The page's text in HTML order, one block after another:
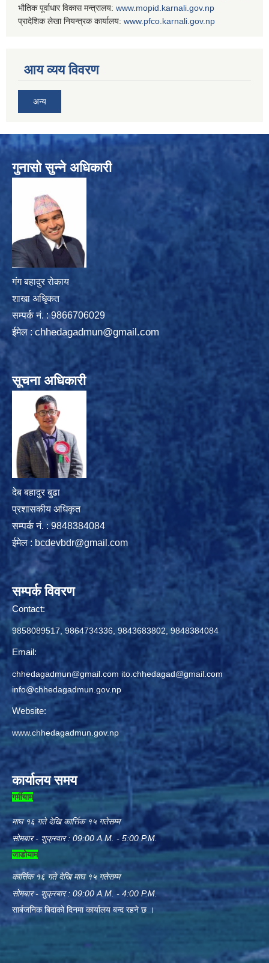
भौतिक पूर्वाधार विकास मन्त्रालय: www. mopid.karnali.gov.np
प्रादेशिक लेखा नियन्त्रक कार्यालय: www. pfco.karnali.gov.np
आय व्यय विवरण
अन्य
गुनासो सुन्ने अधिकारी
गंग बहादुर रोकाय
शाखा अधिृकत
सम्पर्क न‌ं. : 9866706029
ईमेल : chhedagadmun@gmail.com
सूचना अधिकारी
देब बहादुर बुढा
प्रशासकीय अधिकृत
सम्पर्क नं. : 9848384084
ईमेल : bcdevbdr@gmail.com
सम्पर्क विवरण
Contact:
9858089517, 9864734336, 9843683802, 9848384084
Email:
chhedagadmun@gmail.com ito.chhedagad@gmail.com
info@chhedagadmun.gov.np
Website:
www.chhedagadmun.gov.np
कार्यालय समय
गर्मीयाम
माघ १६ गते देखि कार्त्तिक १५ गतेसम्म
सोमबार - शुक्रवार : 09:00 A.M. - 5:00 P.M.
जाडोयाम
कार्त्तिक १६ गते देखि माघ १५ गतेसम्म
सोमबार - शुक्रबार : 09:00 A.M. - 4:00 P.M.
सार्बजनिक बिदाको दिनमा कार्यालय बन्द रहने छ ।